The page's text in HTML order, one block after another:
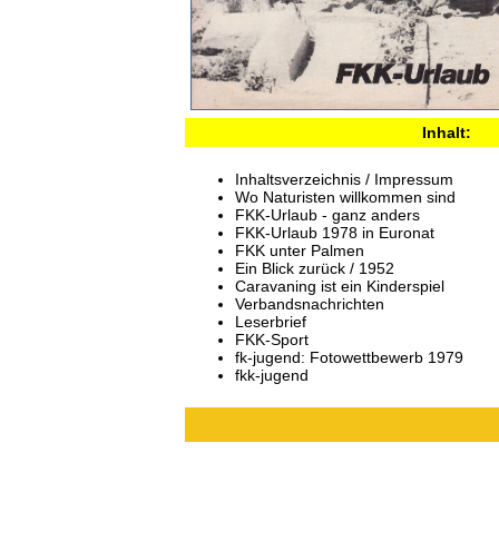
Inhalt:
Inhaltsverzeichnis / Impressum
Wo Naturisten willkommen sind
FKK-Urlaub - ganz anders
FKK-Urlaub 1978 in Euronat
FKK unter Palmen
Ein Blick zurück / 1952
Caravaning ist ein Kinderspiel
Verbandsnachrichten
Leserbrief
FKK-Sport
fk-jugend: Fotowettbewerb 1979
fkk-jugend